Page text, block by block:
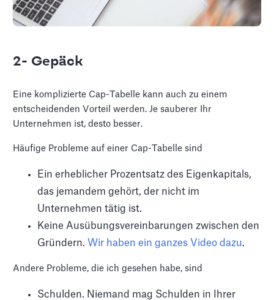
2- Gepäck
Eine komplizierte Cap-Tabelle kann auch zu einem
entscheidenden Vorteil werden. Je sauberer Ihr
Unternehmen ist, desto besser.
Häufige Probleme auf einer Cap-Tabelle sind
Ein erheblicher Prozentsatz des Eigenkapitals,
das jemandem gehört, der nicht im
Unternehmen tätig ist.
Keine Ausübungsvereinbarungen zwischen den
Gründern. Wir haben ein ganzes Video dazu.
Andere Probleme, die ich gesehen habe, sind
Schulden. Niemand mag Schulden in Ihrer